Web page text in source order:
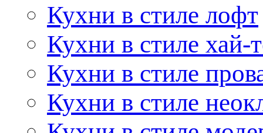
Кухни в стиле лофт
Кухни в стиле хай-
Кухни в стиле
Кухни в стиле